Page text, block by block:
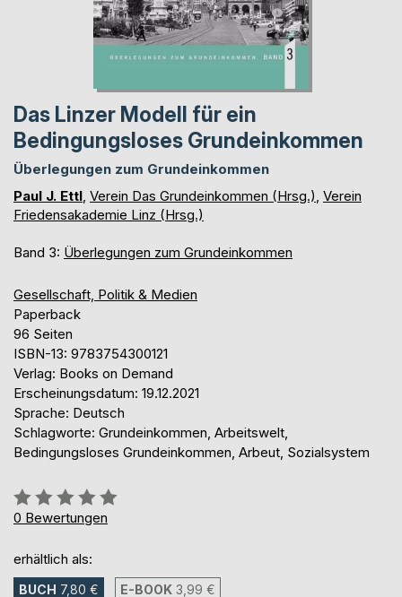
Das Linzer Modell für ein
Bedingungsloses Grundeinkommen
Überlegungen zum Grundeinkommen
Paul J. Ettl Verein Das Grundeinkommen (Hrsg.) Verein
Friedensakademie Linz (Hrsg.)
Band 3: Überlegungen zum Grundeinkommen
Gesellschaft, Politik & Medien
Paperback
96 Seiten
ISBN-13: 9783754300121
Verlag: Books on Demand
Erscheinungsdatum: 19.12.2021
Sprache: Deutsch
Schlagworte: Grundeinkommen, Arbeitswelt,
Bedingungsloses Grundeinkommen, Arbeut, Sozialsystem
Bewertung::
0%
0 Bewertungen
erhältlich als:
BUCH 7,80 € E-BOOK 3,99 €